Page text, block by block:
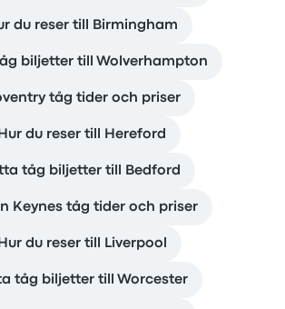
du reser till Birmingham
biljetter till Wolverhampton
tåg tider och priser
Hur du reser till Hereford
tåg biljetter till Bedford
Keynes tåg tider och priser
Hur du reser till Liverpool
tåg biljetter till Worcester